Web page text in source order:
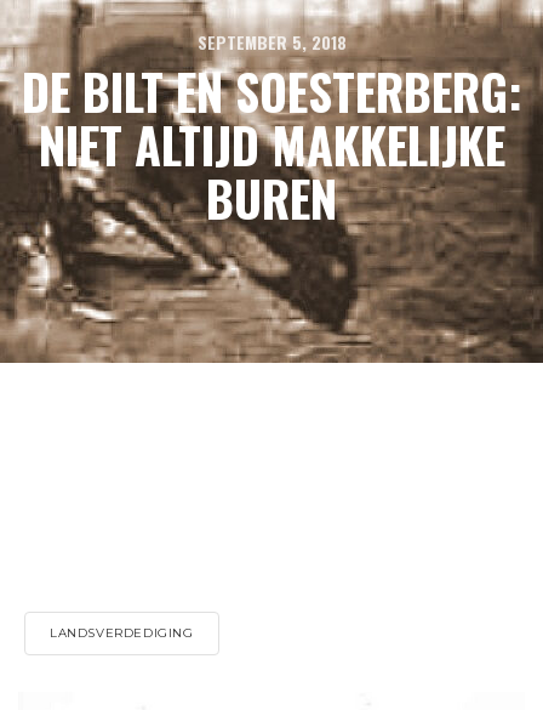
SEPTEMBER 5, 2018
DE BILT EN SOESTERBERG:
NIET ALTIJD MAKKELIJKE
BUREN
LANDSVERDEDIGING